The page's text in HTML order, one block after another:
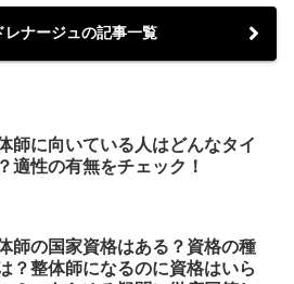
レナージュの記事一覧
師に向いている人はどんなタイ
適性の有無をチェック！
師の国家資格はある？資格の種
？整体師になるのに資格はいら